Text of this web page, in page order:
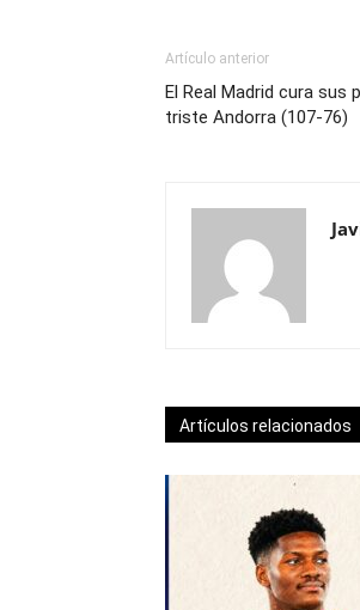
Artículo anterior
El Real Madrid cura sus
triste Andorra (107-76)
Artículos relacionados